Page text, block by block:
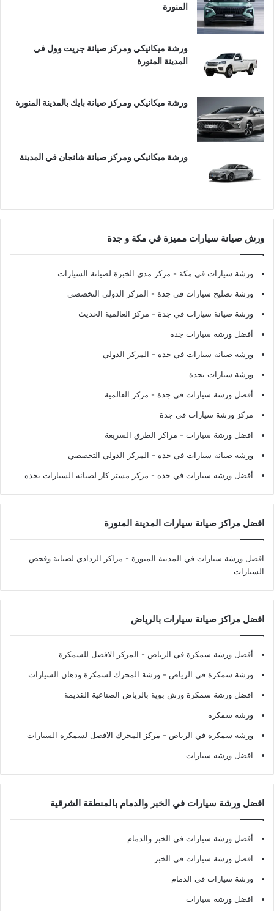
المنورة
ورشة ميكانيكي ومركز صيانة جريت وول في
المدينة المنورة
ورشة ميكانيكي ومركز صيانة بايك بالمدينة المنورة
ورشة ميكانيكي ومركز صيانة شانجان في المدينة
ورش صيانة سيارات مميزة في مكة و جدة
ورشة سيارات في مكة - مركز مدى الخبرة لصيانة السيارات
ورشة تصليح سيارات في جدة - المركز الدولي التخصصي
ورشة صيانة سيارات في جدة - مركز العالمية الحديث
أفضل ورشة سيارات جدة
ورشة صيانة سيارات في جدة - المركز الدولي
ورشة سيارات بجدة
أفضل ورشة سيارات في جدة - مركز العالمية
مركز ورشة سيارات في جدة
افضل ورشة سيارات - مراكز الطرق السريعة
ورشة صيانة سيارات في جدة - المركز الدولي التخصصي
أفضل ورشة سيارات في جدة - مركز مستر كار لصيانة السيارات بجدة
افضل مراكز صيانة سيارات المدينة المنورة
افضل ورشة سيارات في المدينة المنورة - مراكز الردادي لصيانة وفحص
السيارات
افضل مراكز صيانة سيارات بالرياض
أفضل ورشة سمكرة في الرياض - المركز الافضل للسمكرة
ورشة سمكرة في الرياض - ورشة المحرك لسمكرة ودهان السيارات
افضل ورشة سمكرة ورش بوية بالرياض الصناعية القديمة
ورشة سمكرة
ورشة سمكرة في الرياض - مركز المحرك الافضل لسمكرة السيارات
افضل ورشة سيارات
افضل ورشة سيارات في الخبر والدمام بالمنطقة الشرقية
أفضل ورشة سيارات في الخبر والدمام
افضل ورشة سيارات في الخبر
ورشة سيارات في الدمام
افضل ورشة سيارات